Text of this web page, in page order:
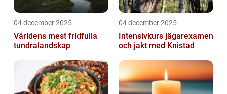
04 december 2025
Världens mest fridfulla
tundralandskap
04 december 2025
Intensivkurs jägarexamen
och jakt med Knistad